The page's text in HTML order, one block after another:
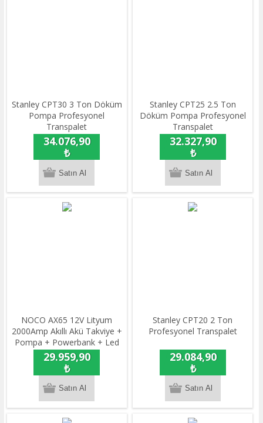
Stanley CPT30 3 Ton Döküm
Pompa Profesyonel
Transpalet
34.076,90
₺
Stanley CPT25 2.5 Ton
Döküm Pompa Profesyonel
Transpalet
32.327,90
₺
NOCO AX65 12V Lityum
2000Amp Akıllı Akü Takviye +
Pompa + Powerbank + Led
Lamba
29.959,90
₺
Stanley CPT20 2 Ton
Profesyonel Transpalet
29.084,90
₺